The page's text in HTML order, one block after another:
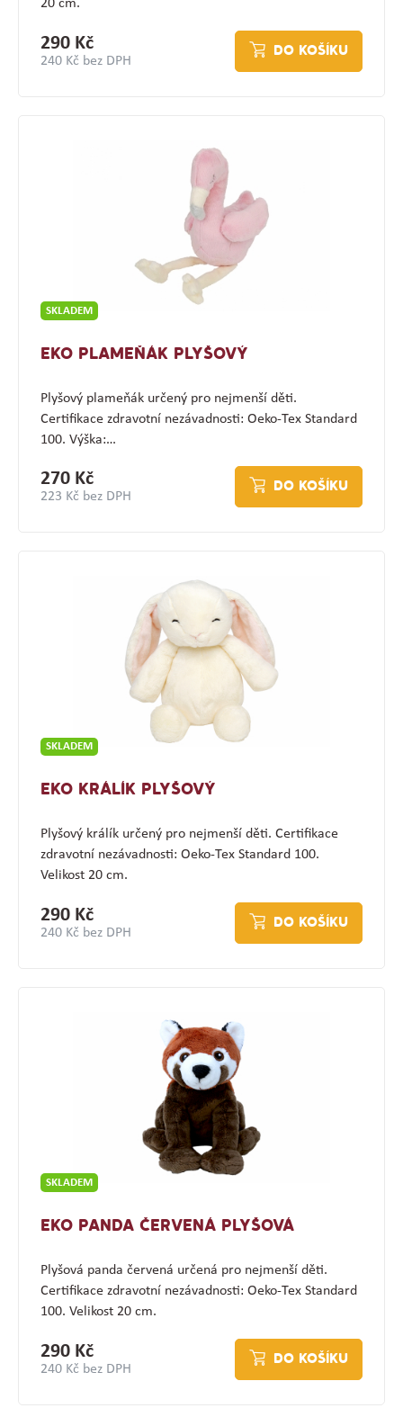
20 cm.
290 Kč
240 Kč bez DPH
DO KOŠÍKU
SKLADEM
EKO PLAMEŇÁK PLYŠOVÝ
Plyšový plameňák určený pro nejmenší děti.
Certifikace zdravotní nezávadnosti: Oeko-Tex Standard
100. Výška:…
270 Kč
223 Kč bez DPH
DO KOŠÍKU
SKLADEM
EKO KRÁLÍK PLYŠOVÝ
Plyšový králík určený pro nejmenší děti. Certifikace
zdravotní nezávadnosti: Oeko-Tex Standard 100.
Velikost 20 cm.
290 Kč
240 Kč bez DPH
DO KOŠÍKU
SKLADEM
EKO PANDA ČERVENÁ PLYŠOVÁ
Plyšová panda červená určená pro nejmenší děti.
Certifikace zdravotní nezávadnosti: Oeko-Tex Standard
100. Velikost 20 cm.
290 Kč
240 Kč bez DPH
DO KOŠÍKU